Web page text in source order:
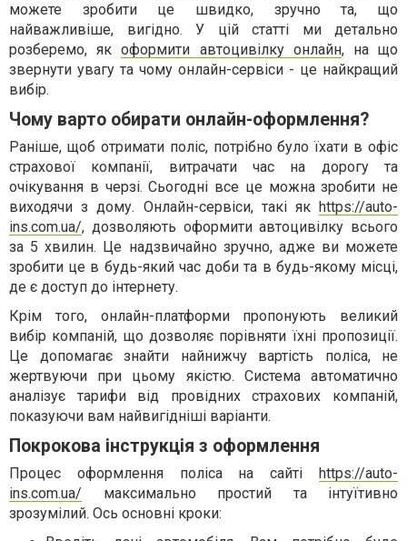
можете зробити це швидко, зручно та, що
найважливіше, вигідно. У цій статті ми детально
розберемо, якоформити автоцивілку онлайн, на що
звернути увагу та чому онлайн-сервіси - це найкращий
вибір.
Чому варто обирати онлайн-оформлення?
Раніше, щоб отримати поліс, потрібно було їхати в офіс
страхової компанії, витрачати час на дорогу та
очікування в черзі. Сьогодні все це можна зробити не
виходячи з дому. Онлайн-сервіси, такі як https://auto-
ins.com.ua/, дозволяють оформити автоцивілку всього
за 5 хвилин. Це надзвичайно зручно, адже ви можете
зробити це в будь-який час доби та в будь-якому місці,
де є доступ до інтернету.
Крім того, онлайн-платформи пропонують великий
вибір компаній, що дозволяє порівняти їхні пропозиції.
Це допомагає знайти найнижчу вартість поліса, не
жертвуючи при цьому якістю. Система автоматично
аналізує тарифи від провідних страхових компаній,
показуючи вам найвигідніші варіанти.
Покрокова інструкція з оформлення
Процес оформлення поліса на сайті
https://auto-
ins.com.ua/ максимально простий та інтуїтивно
зрозумілий. Ось основні кроки: